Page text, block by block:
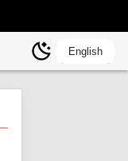
English